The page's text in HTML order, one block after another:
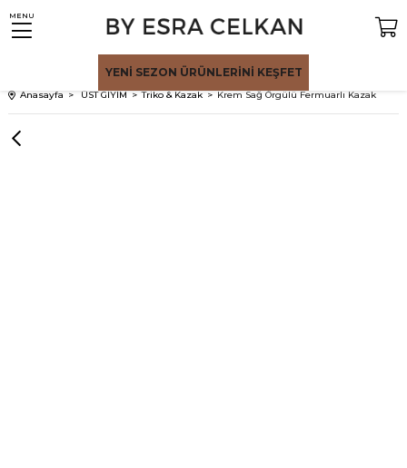
MENU
YENİ SEZON ÜRÜNLERİNİ KEŞFET
Anasayfa ÜST GİYİM Triko & Kazak Krem Sağ Örgülü Fermuarlı Kazak